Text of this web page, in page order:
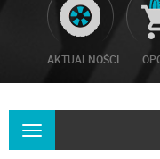
AKTUALNOŚCI
Rozwiń